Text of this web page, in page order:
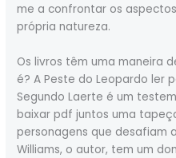
me a confrontar os
própria natureza.
Os livros têm uma maneira
é? A Peste do Leopardo ler
Segundo Laerte é um
baixar pdf juntos uma
personagens que desafiam
Williams, o autor, tem um